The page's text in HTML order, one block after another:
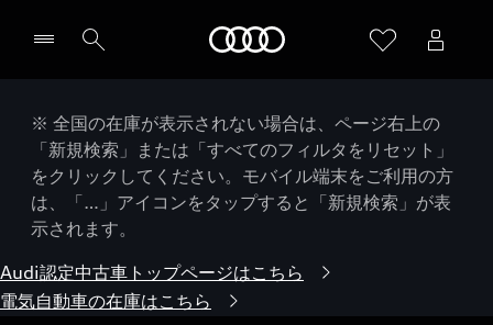
※ 全国の在庫が表示されない場合は、ページ右上の
「新規検索」または「すべてのフィルタをリセット」
をクリックしてください。モバイル端末をご利用の方
は、「…」アイコンをタップすると「新規検索」が表
示されます。
Audi認定中古車トップページはこちら
電気自動車の在庫はこちら